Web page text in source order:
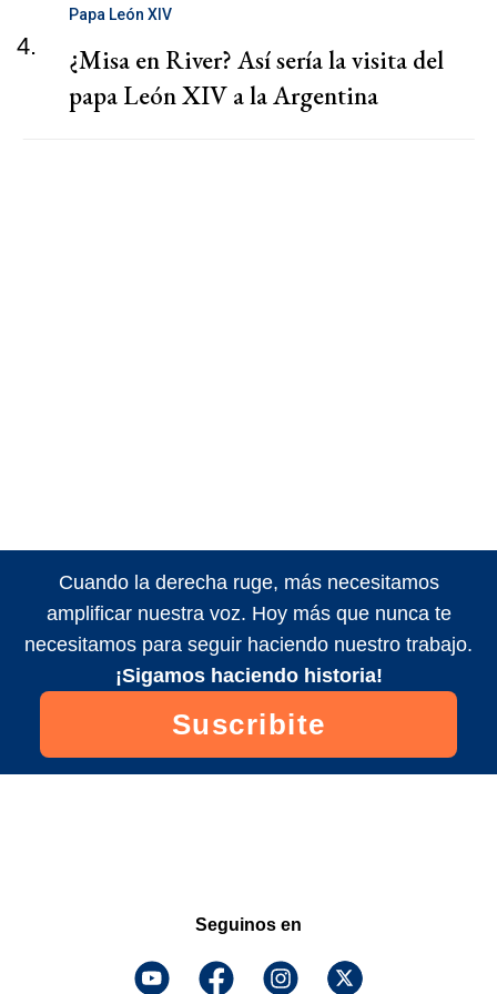
4.
Papa León XIV
¿Misa en River? Así sería la visita del
papa León XIV a la Argentina
Cuando la derecha ruge, más necesitamos
amplificar nuestra voz. Hoy más que nunca te
necesitamos para seguir haciendo nuestro trabajo.
¡Sigamos haciendo historia!
Suscribite
Seguinos en